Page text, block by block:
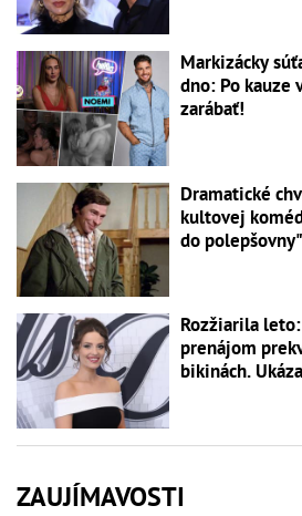
Markizácky
dno: Po kauze
zarábať!
Dramatické
kultovej
do
Rozžiarila
prenájom
bikinách.
ZAUJÍMAVOSTI